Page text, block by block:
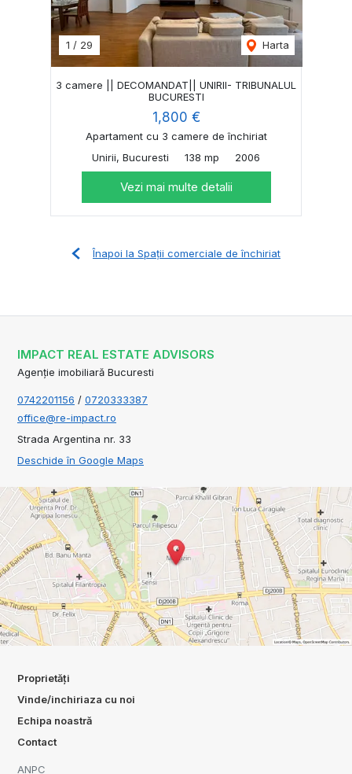
1 / 29 Harta
3 camere || DECOMANDAT|| UNIRII- TRIBUNALUL
BUCURESTI
1,800 €
Apartament cu 3 camere de închiriat
Unirii, Bucuresti
138 mp 2006
Vezi mai multe detalii
Înapoi la Spații comerciale de închiriat
IMPACT REAL ESTATE ADVISORS
Agenție imobiliară Bucuresti
0742201156 / 0720333387
office@re-impact.ro
Strada Argentina nr. 33
Deschide în Google Maps
Proprietăți
Vinde/inchiriaza cu noi
Echipa noastră
Contact
ANPC